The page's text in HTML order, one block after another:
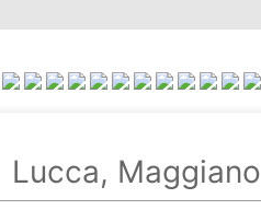
Lucca, Maggiano